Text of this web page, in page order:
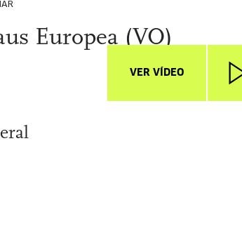
Europea (VO)
VER VÍDEO